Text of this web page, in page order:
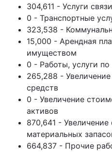
304,611 - Услуги связи
0 - Транспортные
323,538 -
15,000 - Арендная
имуществом
0 - Работы, услуги
265,288 -
средств
0 - Увеличение
активов
870,641 -
материальных
664,837 - Прочие